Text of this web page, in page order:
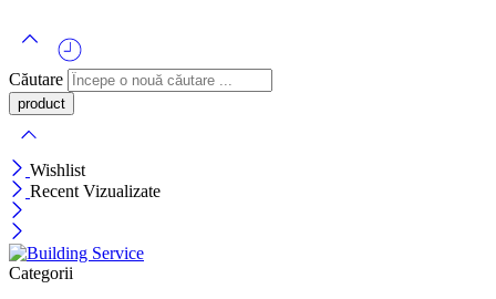
Căutare
Wishlist
Recent Vizualizate
Categorii